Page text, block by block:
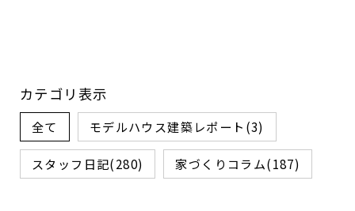
カテゴリ表示
全て モデルハウス建築レポート(3)
スタッフ日記(280) 家づくりコラム(187)